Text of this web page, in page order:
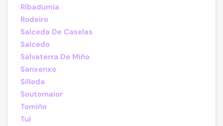
Ribadumia
Rodeiro
Salceda De Caselas
Salcedo
Salvaterra De Miño
Sanxenxo
Silleda
Soutomaior
Tomiño
Tui